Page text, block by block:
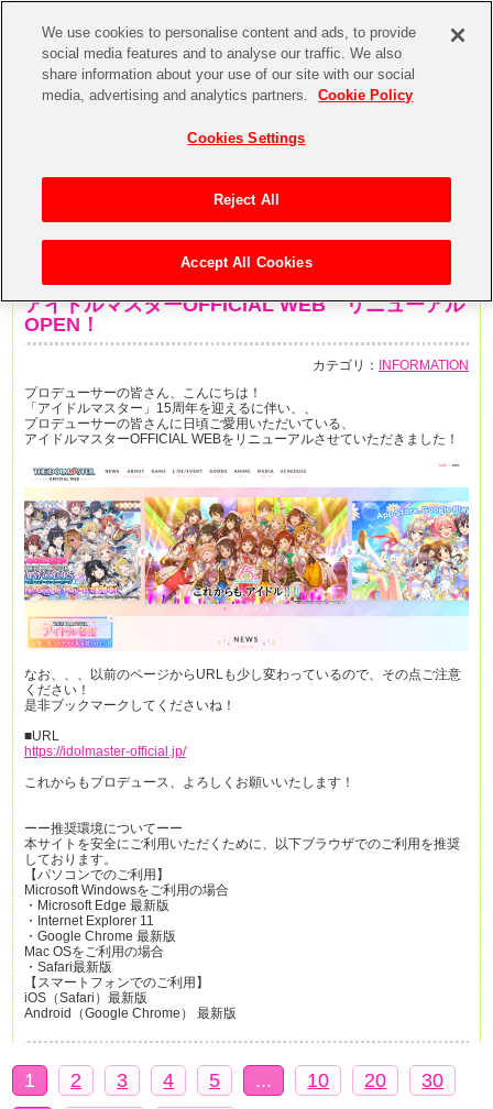
アイドルマスターOFFICIAL WEB リニューアル
OPEN！
カテゴリ：
INFORMATION
プロデューサーの皆さん、こんにちは！
「アイドルマスター」15周年を迎えるに伴い、、
プロデューサーの皆さんに日頃ご愛用いただいている、
アイドルマスターOFFICIAL WEBをリニューアルさせていただきました！
なお、、、以前のページからURLも少し変わっているので、その点ご注意
ください！
是非ブックマークしてくださいね！
■URL
https://idolmaster-official.jp/
これからもプロデュース、よろしくお願いいたします！
ーー推奨環境についてーー
本サイトを安全にご利用いただくために、以下ブラウザでのご利用を推奨
しております。
【パソコンでのご利用】
Microsoft Windowsをご利用の場合
・Microsoft Edge 最新版
・Internet Explorer 11
・Google Chrome 最新版
Mac OSをご利用の場合
・Safari最新版
【スマートフォンでのご利用】
iOS（Safari）最新版
Android（Google Chrome） 最新版
1 2 3 4 5 ... 10 20
30
We use cookies to personalise content and ads, to provide
social media features and to analyse our traffic. We also
share information about your use of our site with our social
media, advertising and analytics partners.
Cookie Policy
Cookies Settings
Reject All
Accept All Cookies